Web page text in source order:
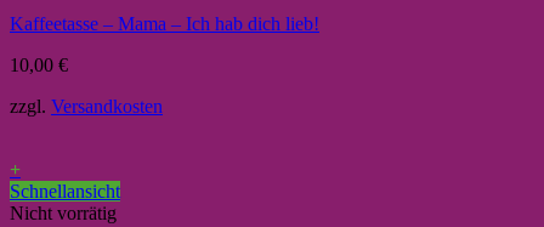
Kaffeetasse – Mama – Ich hab dich lieb!
10,00 €
zzgl. Versandkosten
+
Schnellansicht
Nicht vorrätig